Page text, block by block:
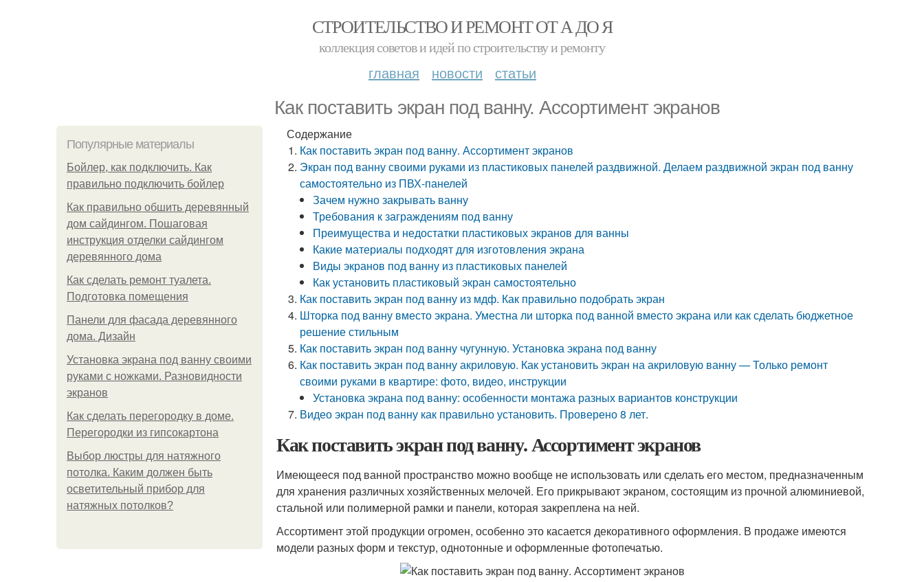
СТРОИТЕЛЬСТВО И РЕМОНТ ОТ А ДО Я
коллекция советов и идей по строительству и ремонту
главная новости статьи
Как поставить экран под ванну. Ассортимент экранов
Популярные материалы
Бойлер, как подключить. Как
правильно подключить бойлер
Как правильно обшить деревянный
дом сайдингом. Пошаговая
инструкция отделки сайдингом
деревянного дома
Как сделать ремонт туалета.
Подготовка помещения
Панели для фасада деревянного
дома. Дизайн
Установка экрана под ванну своими
руками с ножками. Разновидности
экранов
Как сделать перегородку в доме.
Перегородки из гипсокартона
Выбор люстры для натяжного
потолка. Каким должен быть
осветительный прибор для
натяжных потолков?
Содержание
Как поставить экран под ванну. Ассортимент экранов
Экран под ванну своими руками из пластиковых панелей раздвижной. Делаем раздвижной экран под ванну
самостоятельно из ПВХ-панелей
Зачем нужно закрывать ванну
Требования к заграждениям под ванну
Преимущества и недостатки пластиковых экранов для ванны
Какие материалы подходят для изготовления экрана
Виды экранов под ванну из пластиковых панелей
Как установить пластиковый экран самостоятельно
Как поставить экран под ванну из мдф. Как правильно подобрать экран
Шторка под ванну вместо экрана. Уместна ли шторка под ванной вместо экрана или как сделать бюджетное
решение стильным
Как поставить экран под ванну чугунную. Установка экрана под ванну
Как поставить экран под ванну акриловую. Как установить экран на акриловую ванну — Только ремонт
своими руками в квартире: фото, видео, инструкции
Установка экрана под ванну: особенности монтажа разных вариантов конструкции
Видео экран под ванну как правильно установить. Проверено 8 лет.
Как поставить экран под ванну. Ассортимент экранов
Имеющееся под ванной пространство можно вообще не использовать или сделать его местом, предназначенным
для хранения различных хозяйственных мелочей. Его прикрывают экраном, состоящим из прочной алюминиевой,
стальной или полимерной рамки и панели, которая закреплена на ней.
Ассортимент этой продукции огромен, особенно это касается декоративного оформления. В продаже имеются
модели разных форм и текстур, однотонные и оформленные фотопечатью.